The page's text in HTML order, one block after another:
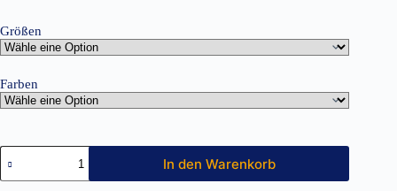
Größen
Farben
Kinder
T-
Shirt
In den Warenkorb